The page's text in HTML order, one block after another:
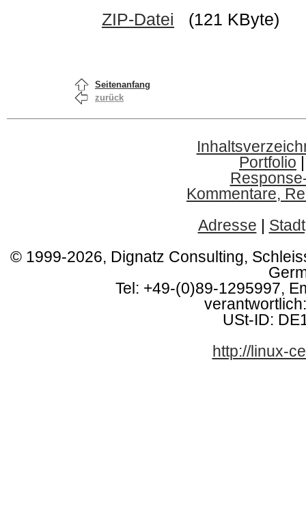
ZIP-Datei (121 KByte)
Seitenanfang
zurück
Portfolio
Kommentare,
Adresse |
© 1999-2026, Dignatz Consulting,
Tel: +49-(0)89-1295997,
USt-ID:
http://linux-